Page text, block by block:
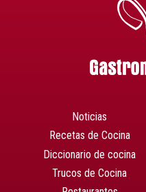
Noticias
Recetas de Cocina
Diccionario de cocina
Trucos de Cocina